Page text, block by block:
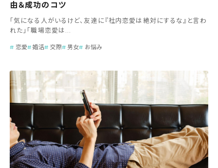
由＆成功のコツ
「気になる人がいるけど、友達に『社内恋愛は絶対にするな』と言わ
れた」「職場恋愛は...
恋愛 婚活 交際 男女 お悩み